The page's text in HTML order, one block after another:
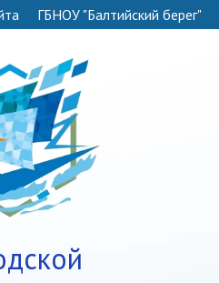
ГБНОУ "Балтийский берег"